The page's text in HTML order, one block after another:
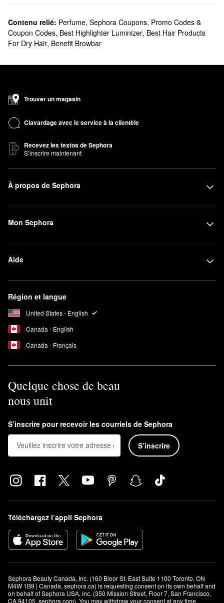
Contenu relié: Perfume, Sephora Coupons, Promo Codes &
Coupon Codes, Best Highlighter Luminizer, Best Hair Products
For Dry Hair, Benefit Browbar
Trouver un magasin
Clavardage avec le service à la clientèle
Recevez les textos de Sephora
S’inscrire maintenant
À propos de Sephora
Mon Sephora
Aide
Région et langue
United States - English
Canada - English
Canada - Français
Quelque chose de beau
nous unit
S’inscrire pour recevoir les courriels de Sephora
S’inscrire
Téléchargez l’appli Sephora
Sephora Beauty Canada, Inc. (160 Bloor St. East Suite 1100 Toronto, ON
M4W 1B9 | Canada, sephora.ca) is requesting consent on its own behalf and
on behalf of Sephora USA, Inc. (350 Mission Street, Floor 7, San Francisco,
CA 94105, sephora.com). You may withdraw your consent at any time.